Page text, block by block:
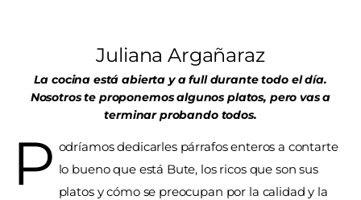
Juliana Argañaraz
La cocina está abierta y a full durante todo el día.
Nosotros te proponemos algunos platos, pero vas a
terminar probando todos.
P odríamos dedicarles párrafos enteros a contarte
lo bueno que está Bute, los ricos que son sus
platos y cómo se preocupan por la calidad y la